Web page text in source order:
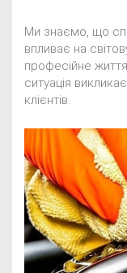
Ми знаємо, що
впливає на
професійне
ситуація
клієнтів.